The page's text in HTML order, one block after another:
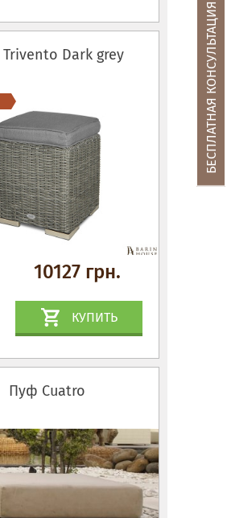
Dark grey
10127 грн.
КУПИТЬ
Пуф Cuatro
БЕСПЛАТНАЯ КОНСУЛЬТАЦИЯ